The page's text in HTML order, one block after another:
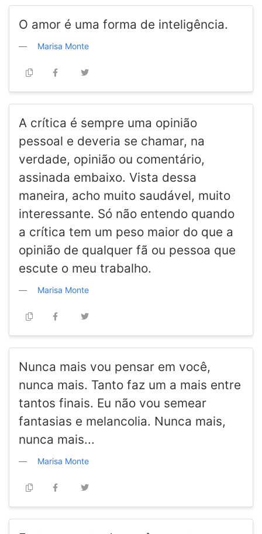
O amor é uma forma de inteligência.
Marisa Monte
A crítica é sempre uma opinião
pessoal e deveria se chamar, na
verdade, opinião ou comentário,
assinada embaixo. Vista dessa
maneira, acho muito saudável, muito
interessante. Só não entendo quando
a crítica tem um peso maior do que a
opinião de qualquer fã ou pessoa que
escute o meu trabalho.
Marisa Monte
Nunca mais vou pensar em você,
nunca mais. Tanto faz um a mais entre
tantos finais. Eu não vou semear
fantasias e melancolia. Nunca mais,
nunca mais...
Marisa Monte